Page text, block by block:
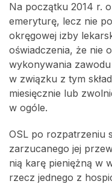
Na początku 2014 r.
emeryturę, lecz nie
okręgowej izby
oświadczenia, że nie
wykonywania
w związku z tym
miesięcznie lub
w ogóle.
OSL po rozpatrzeniu
zarzucanego jej
nią karę pieniężną w
rzecz jednego z